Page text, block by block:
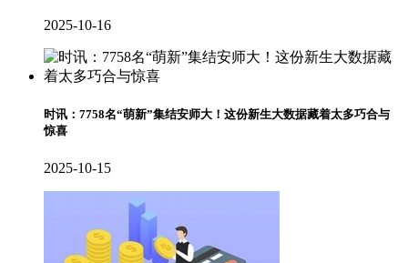
2025-10-16
时讯：7758名“萌新”集结安师大！这份新生大数据藏着太多巧合与
惊喜
2025-10-15